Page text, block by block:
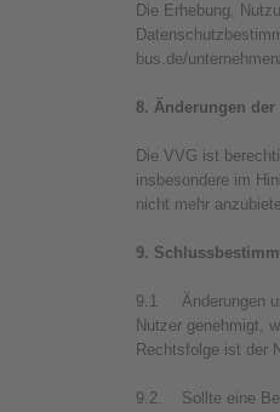
Die Erhebung,
bus.de/
8. Änderungen
Die VVG ist
insbesondere im
nicht mehr
9.
9.1 Änderungen
Nutzer genehmigt,
Rechtsfolge ist der
9.2. Sollte eine